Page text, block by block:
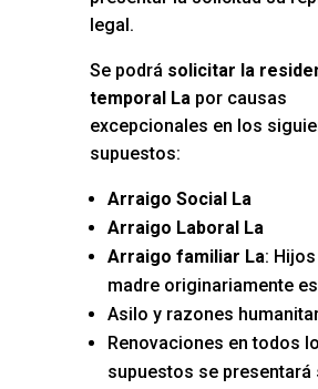
legal.
Se podrá solicitar la
temporal Lapor causas
excepcionales en los
supuestos:
Arraigo Social La
Arraigo Laboral La
Arraigo familiar La:
madre originariamente
Asilo y razones
Renovaciones en todos
supuestos se presentará